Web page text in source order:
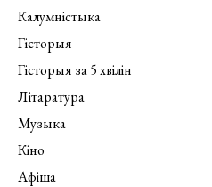
Калумністыка
Гісторыя
Гісторыя за 5 хвілін
Літаратура
Музыка
Кіно
Афіша